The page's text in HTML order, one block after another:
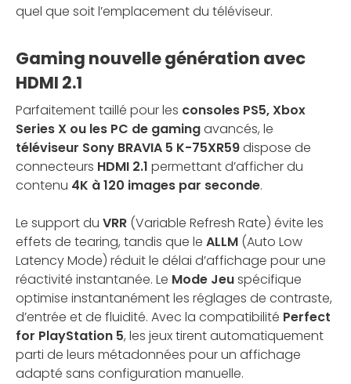
quel que soit l’emplacement du téléviseur.
Gaming nouvelle génération avec
HDMI 2.1
Parfaitement taillé pour les consoles PS5, Xbox
Series X ou les PC de gamingavancés, le
téléviseur Sony BRAVIA 5 K-75XR59dispose de
connecteurs HDMI 2.1 permettant d’afficher du
contenu 4K à 120 images par seconde.
Le support du VRR (Variable Refresh Rate) évite les
effets de tearing, tandis que le ALLM (Auto Low
Latency Mode) réduit le délai d’affichage pour une
réactivité instantanée. Le Mode Jeuspécifique
optimise instantanément les réglages de contraste,
d’entrée et de fluidité. Avec la compatibilité Perfect
for PlayStation 5, les jeux tirent automatiquement
parti de leurs métadonnées pour un affichage
adapté sans configuration manuelle.